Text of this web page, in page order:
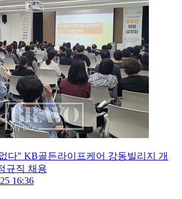
다" KB골든라이프케어 강동빌리지 개
규직 채용
16:36